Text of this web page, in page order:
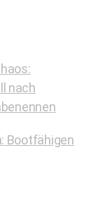
nach
Bootfähigen